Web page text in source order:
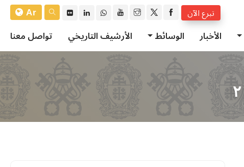
تبرع الآن
Ar
الأخبار الوسائط الأرشيف التاريخي تواصل معنا